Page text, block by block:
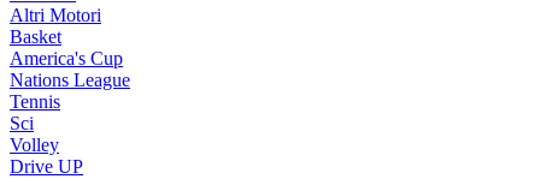
Altri Motori
Basket
America's Cup
Nations League
Tennis
Sci
Volley
Drive UP